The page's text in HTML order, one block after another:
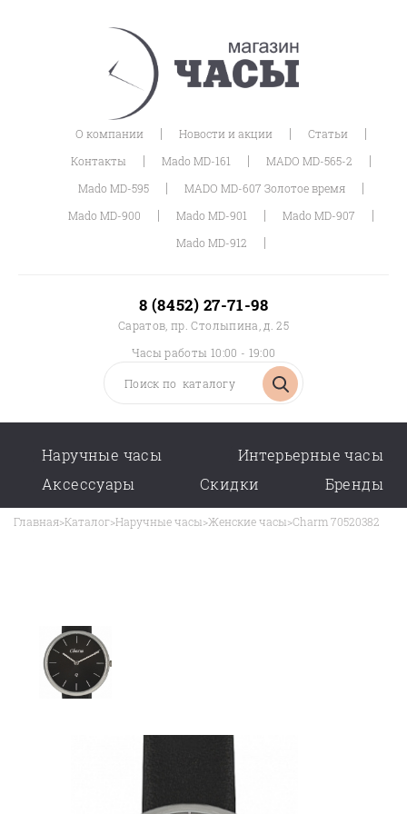
О компании | Новости и акции | Статьи |
Контакты | Mado MD-161 | MADO MD-565-2 |
Mado MD-595 | MADO MD-607 Золотое время |
Mado MD-900 | Mado MD-901 | Mado MD-907 |
Mado MD-912 |
8 (8452) 27-71-98
Саратов, пр. Столыпина, д. 25
Часы работы 10:00 - 19:00
Наручные часы
Интерьерные часы
Аксессуары
Скидки Бренды
Главная>Каталог>Наручные часы>Женские часы>Charm 70520382